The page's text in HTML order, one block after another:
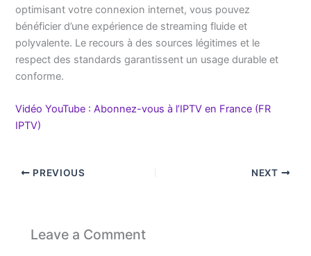
optimisant votre connexion internet, vous pouvez
bénéficier d’une expérience de streaming fluide et
polyvalente. Le recours à des sources légitimes et le
respect des standards garantissent un usage durable et
conforme.
Vidéo YouTube : Abonnez-vous à l’IPTV en France (FR
IPTV)
PREVIOUS NEXT
Leave a Comment